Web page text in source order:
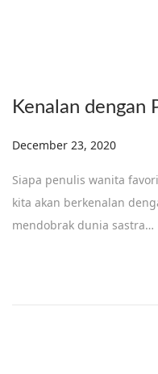
Kenalan dengan
Posted on
December 23, 2020
Siapa penulis wanita
kita akan berkenalan
mendobrak dunia sastra…